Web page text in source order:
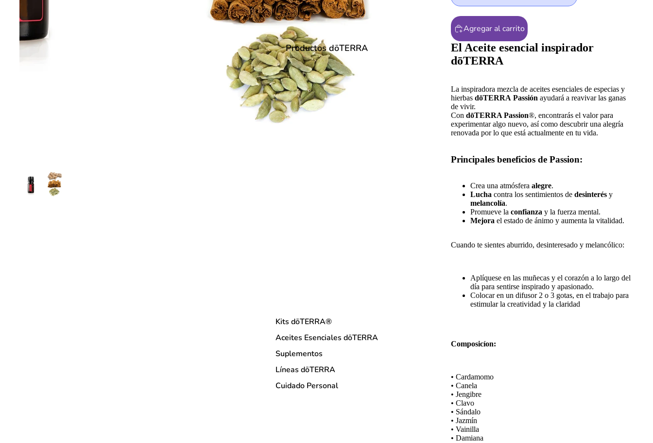
Productos dōTERRA
Kits dōTERRA®
Aceites Esenciales dōTERRA
Suplementos
Líneas dōTERRA
Cuidado Personal
Agregar al carrito
El Aceite esencial inspirador
dōTERRA
La inspiradora mezcla de aceites esenciales de especias y
hierbas dōTERRA Passión ayudará a reavivar las ganas
de vivir.
Con dōTERRA Passion®, encontrarás el valor para
experimentar algo nuevo, así como descubrir una alegría
renovada por lo que está actualmente en tu vida.
Principales beneficios de Passion:
Crea una atmósfera alegre.
Lucha contra los sentimientos de desinterés y
melancolía.
Promueve la confianza y la fuerza mental.
Mejora el estado de ánimo y aumenta la vitalidad.
Cuando te sientes aburrido, desinteresado y melancólico:
Aplíquese en las muñecas y el corazón a lo largo del
día para sentirse inspirado y apasionado.
Colocar en un difusor 2 o 3 gotas, en el trabajo para
estimular la creatividad y la claridad
Composicíon:
• Cardamomo
• Canela
• Jengibre
• Clavo
• Sándalo
• Jazmín
• Vainilla
• Damiana